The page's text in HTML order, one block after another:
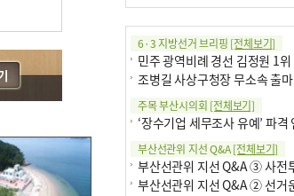
6·3 지방선거 브리핑 [전체보기]
민주 광역비례 경선 김정원 1위
조병길 사상구청장 무소속 출마
주목 부산시의회 [전체보기]
부산선관위 지선 Q&A[전체보기]